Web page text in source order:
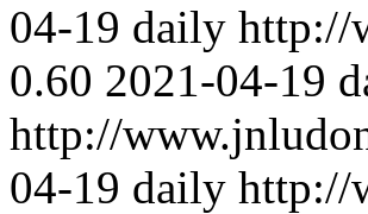
04-19 daily http://
0.60 2021-04-19
http://
04-19 daily http://